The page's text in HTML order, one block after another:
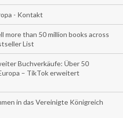
- Kontakt
more than 50 million books across
List
Buchverkäufe: Über 50
– TikTok erweitert
in das Vereinigte Königreich